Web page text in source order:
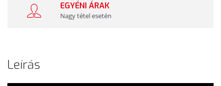
EGYÉNI ÁRAK
Nagy tétel esetén
Leírás